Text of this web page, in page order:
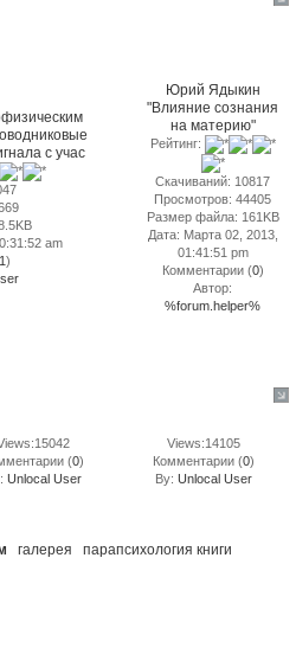
с учас
am
1)
Юрий Ядыкин
"Влияние сознания
на материю"
Рейтинг:
Скачиваний: 10817
Просмотров: 44405
Размер файла: 161KB
Дата: Марта 02, 2013,
01:41:51 pm
Комментарии (0)
Автор:
%forum.helper%
(0)
Unlocal User
Views:14105
Комментарии (0)
By: Unlocal User
галерея
парапсихология книги